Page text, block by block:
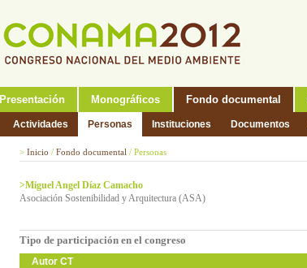
Presentación Monográficos Fondo documental
Actividades Personas Instituciones Documentos
> Inicio / Fondo documental / Personas
>Miguel Angel Díaz Camacho
Asociación Sostenibilidad y Arquitectura (ASA)
Tipo de participación en el congreso
Autor CT